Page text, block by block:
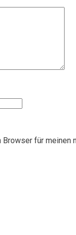
für meinen